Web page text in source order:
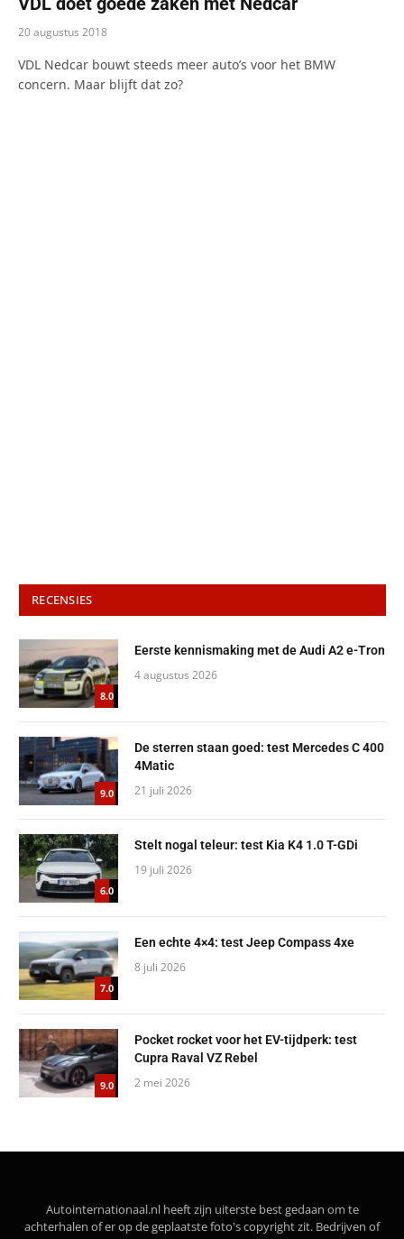
20 augustus 2018
VDL Nedcar bouwt steeds meer auto’s voor het BMW
concern. Maar blijft dat zo?
RECENSIES
8.0
Eerste kennismaking met de Audi A2 e-Tron
4 augustus 2026
9.0
De sterren staan goed: test Mercedes C 400
4Matic
21 juli 2026
6.0
Stelt nogal teleur: test Kia K4 1.0 T-GDi
19 juli 2026
7.0
Een echte 4×4: test Jeep Compass 4xe
8 juli 2026
9.0
Pocket rocket voor het EV-tijdperk: test
Cupra Raval VZ Rebel
2 mei 2026
Autointernationaal.nl heeft zijn uiterste best gedaan om te
achterhalen of er op de geplaatste foto's copyright zit. Bedrijven of